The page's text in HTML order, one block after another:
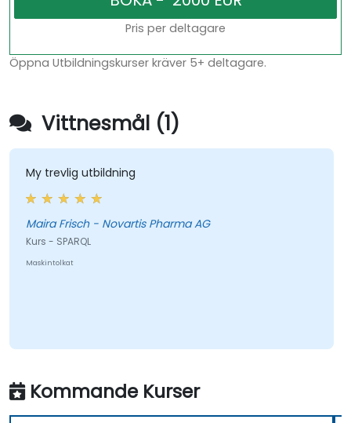
Pris per deltagare
Öppna Utbildningskurser kräver 5+ deltagare.
Vittnesmål (1)
My trevlig utbildning
Maira Frisch - Novartis Pharma AG
Kurs - SPARQL
Maskintolkat
Kommande Kurser